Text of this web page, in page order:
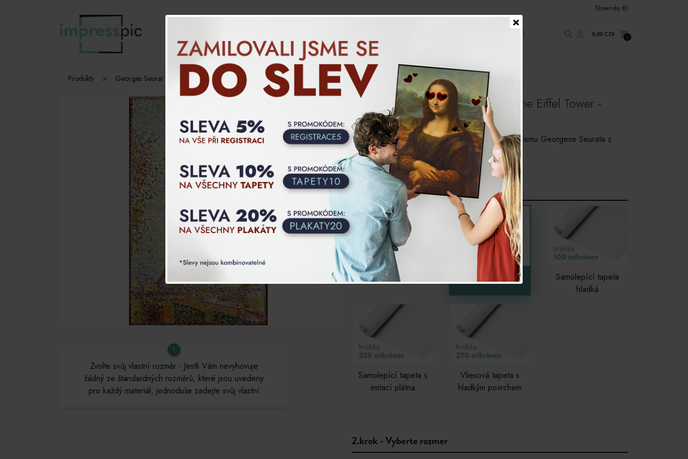
Slovensky
0,00 CZK 0
Produkty > Georges Seurat
!
Zvolte svůj vlastní rozměr - Jestli Vám nevyhovuje
žádný ze štandardných rozměrů, které jsou uvedeny
pro každý materiál, jednoduše zadejte svůj vlastní
Georges Seurat - Eiffelova věž - The Eiffel Tower -
reprodukce
Eiffelova věž je dílo předního představitele pointilismu Georgese Seurata z
roku 1889.
1.krok - Vyberte materiál
Obraz na plátně Plakát / fotopapír
Samolepící tapeta
hladká
Samolepící tapeta s
imitací plátna
Vliesová tapeta s
hladkým povrchem
2.krok - Vyberte rozmer
Začněte tím, že zadáte vámi požadovanou šířku a výšku produktu, který si
přejete vyrobit a stiskněte PŘEPOČÍTAT. Na obrázku se Vám objeví výřez
×